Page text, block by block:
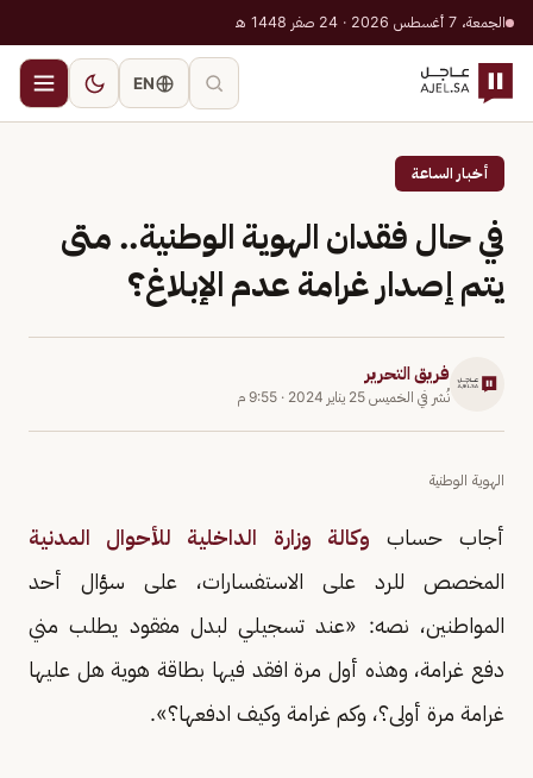
الجمعة، 7 أغسطس 2026 · 24 صفر 1448 هـ
EN
أخبار الساعة
في حال فقدان الهوية الوطنية.. متى
يتم إصدار غرامة عدم الإبلاغ؟
فريق التحرير
نُشر في الخميس 25 يناير 2024 · 9:55 م
الهوية الوطنية
أجاب حساب وكالة وزارة الداخلية للأحوال المدنية
المخصص للرد على الاستفسارات، على سؤال أحد
المواطنين، نصه: «عند تسجيلي لبدل مفقود يطلب مني
دفع غرامة، وهذه أول مرة افقد فيها بطاقة هوية هل عليها
غرامة مرة أولى؟، وكم غرامة وكيف ادفعها؟».